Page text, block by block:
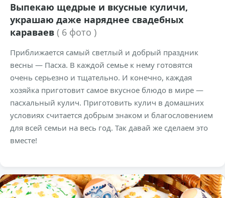
Выпекаю щедрые и вкусные куличи,
украшаю даже наряднее свадебных
караваев ( 6 фото )
Приближается самый светлый и добрый праздник
весны — Пасха. В каждой семье к нему готовятся
очень серьезно и тщательно. И конечно, каждая
хозяйка приготовит самое вкусное блюдо в мире —
пасхальный кулич. Приготовить кулич в домашних
условиях считается добрым знаком и благословением
для всей семьи на весь год. Так давай же сделаем это
вместе!